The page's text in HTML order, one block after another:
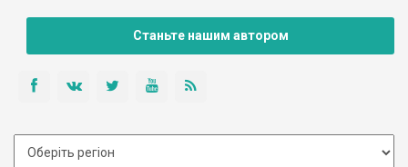
Станьте нашим автором